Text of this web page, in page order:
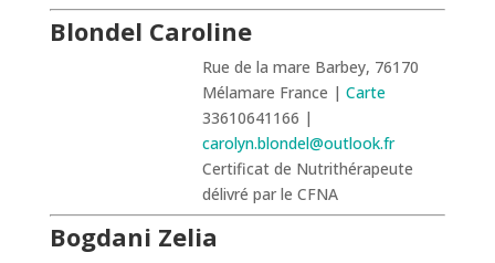
Blondel Caroline
Rue de la mare Barbey, 76170
Mélamare France | Carte
33610641166 |
carolyn.blondel@outlook.fr
Certificat de Nutrithérapeute
délivré par le CFNA
Bogdani Zelia